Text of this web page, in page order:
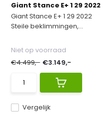
Giant Stance E+ 1 29 2022
Giant Stance E+ 1 29 2022
Steile beklimmingen,...
Vergelijk
Niet op voorraad
€4.499,- €3.149,-